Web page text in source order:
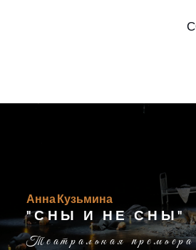
Анна Кузьмина
"СНЫ И НЕ СНЫ"
Театральная премьера